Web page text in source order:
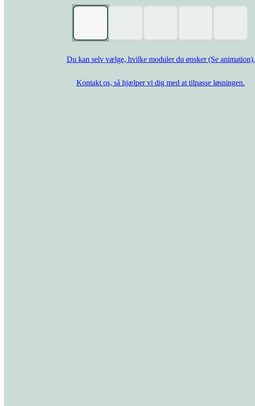
Du kan selv vælge, hvilke moduler du ønsker (Se animation).
Kontakt os, så hjælper vi dig med at tilpasse løsningen.